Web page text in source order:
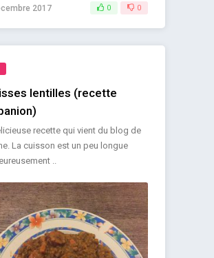
2017 0 0
lentilles (recette
recette qui vient du blog de
La cuisson est un peu longue
..